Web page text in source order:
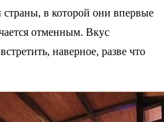
страны, в которой они впервые
отменным. Вкус
наверное, разве что